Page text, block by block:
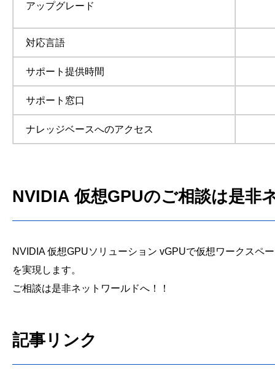
アップグレード
対応言語
サポート提供時間
サポート窓口
ナレッジベースへのアクセス
NVIDIA 仮想GPUのご相談は是非
NVIDIA 仮想GPUソリューション vGPUで仮想ワークスペ
を実現します。
ご相談は是非ネットワールドへ！！
記事リンク